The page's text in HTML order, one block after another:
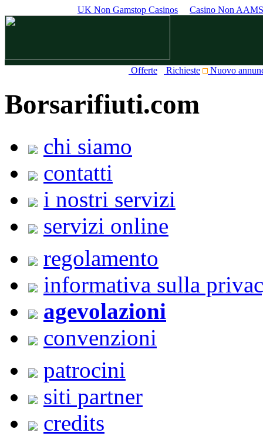
UK Non Gamstop Casinos Casino Non AAMS
Offerte Richieste Nuovo
Borsarifiuti.com
chi siamo
contatti
i nostri servizi
servizi online
regolamento
informativa sulla
agevolazioni
convenzioni
patrocini
siti partner
credits